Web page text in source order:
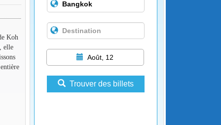
Koh
elle
Août, 12
Trouver des billets